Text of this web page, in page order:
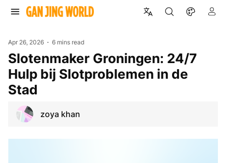
Apr 26, 2026 6 mins read
Slotenmaker Groningen: 24/7
Hulp bij Slotproblemen in de
Stad
zoya khan